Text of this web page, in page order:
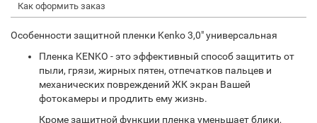
Как оформить заказ
Особенности защитной пленки Kenko 3,0" универсальная
Пленка KENKO - это эффективный способ защитить от
пыли, грязи, жирных пятен, отпечатков пальцев и
механических повреждений ЖК экран Вашей
фотокамеры и продлить ему жизнь.
Кроме защитной функции пленка уменьшает блики,